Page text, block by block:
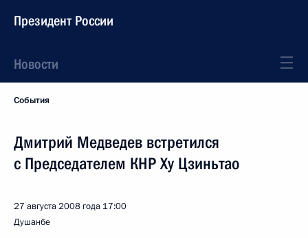
Президент России
Новости
События
Дмитрий Медведев встретился
с Председателем КНР Ху Цзиньтао
27 августа 2008 года 17:00
Душанбе